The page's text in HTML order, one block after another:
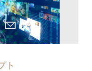
ト